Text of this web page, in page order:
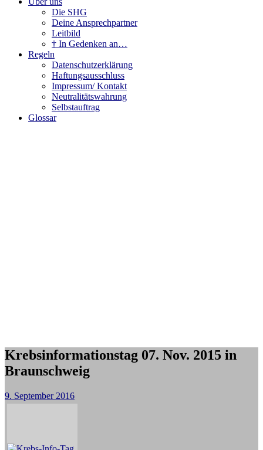
Die SHG
Deine Ansprechpartner
Leitbild
† In Gedenken an…
Regeln
Datenschutzerklärung
Haftungsausschluss
Impressum/ Kontakt
Neutralitätswahrung
Selbstauftrag
Glossar
Krebsinformationstag 07. Nov. 2015 in
Braunschweig
9. September 2016